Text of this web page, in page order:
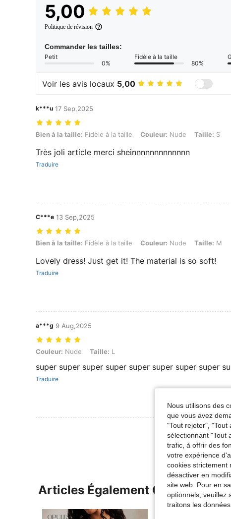
5,00
Politique de révision
Commander les tailles:
Petit
0%
Fidèle à la taille
80%
Voir les avis locaux 5,00
k***u 17 Sep,2025
Bien à la taille: Fidèle à la taille, Couleur: Nude, Taille: S
Bien à la taille: Fidèle à la taille Couleur: Nude Taille: S
Très joli article merci sheinnnnnnnnnnnnn
Traduire
C***e 13 Sep,2025
Bien à la taille: Fidèle à la taille, Couleur: Nude, Taille: M
Bien à la taille: Fidèle à la taille Couleur: Nude Taille: M
Lovely dress! Just get it! The material is so soft!
Traduire
a***g 9 Aug,2025
Couleur: Nude, Taille: L
Couleur: Nude Taille: L
super super super super super super super super
Traduire
Voir Plus
Articles Également Consultés
Nous utilisons des
que vous avez
"Tout rejeter",
sélectionnant "Tout
trafic, à offrir des
votre expérience
cookies strictement
désactiver en
site web. Pour en
optionnels, veuillez
traitons les